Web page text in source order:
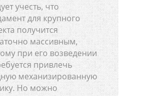
учесть, что
для крупного
получится
массивным,
при его возведении
привлечь
механизированную
Но можно